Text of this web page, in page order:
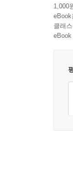
1,000
클래